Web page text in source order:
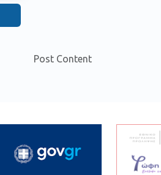
Post Content